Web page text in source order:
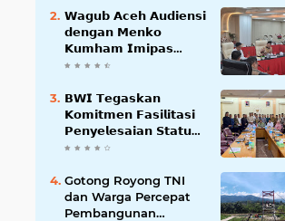
𝗪𝗮𝗴𝘂𝗯 𝗔𝗰𝗲𝗵 𝗔𝘂𝗱𝗶𝗲𝗻𝘀𝗶
𝗱𝗲𝗻𝗴𝗮𝗻 𝗠𝗲𝗻𝗸𝗼
𝗞𝘂𝗺𝗵𝗮𝗺 𝗜𝗺𝗶𝗽𝗮𝘀
𝗧𝗲𝗿𝗸𝗮𝗶𝘁 𝗦𝘁𝗮𝘁𝘂𝘀 𝗪𝗮𝗸𝗮𝗳
𝗕𝗪𝗜 𝗧𝗲𝗴𝗮𝘀𝗸𝗮𝗻
𝗞𝗼𝗺𝗶𝘁𝗺𝗲𝗻 𝗙𝗮𝘀𝗶𝗹𝗶𝘁𝗮𝘀𝗶
𝗣𝗲𝗻𝘆𝗲𝗹𝗲𝘀𝗮𝗶𝗮𝗻 𝗦𝘁𝗮𝘁𝘂𝘀
𝗪𝗮𝗸𝗮𝗳 𝗕𝗹𝗮𝗻𝗴 𝗣𝗮𝗱𝗮𝗻𝗴
Gotong Royong TNI
dan Warga Percepat
Pembangunan